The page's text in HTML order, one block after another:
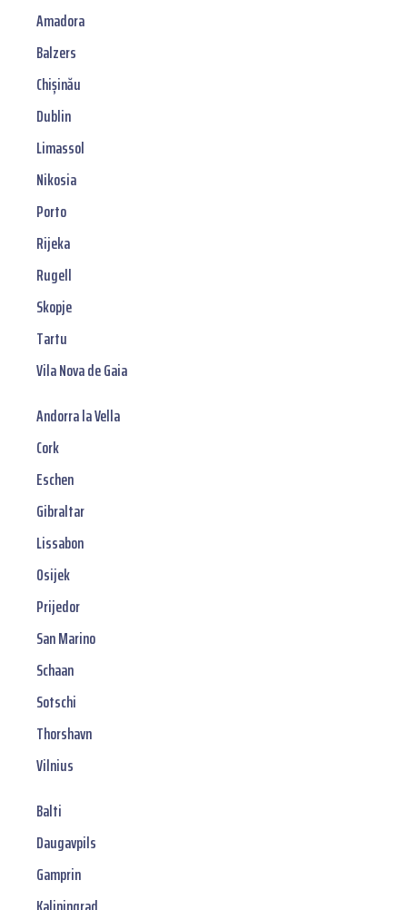
Amadora
Balzers
Chișinău
Dublin
Limassol
Nikosia
Porto
Rijeka
Rugell
Skopje
Tartu
Vila Nova de Gaia
Andorra la Vella
Cork
Eschen
Gibraltar
Lissabon
Osijek
Prijedor
San Marino
Schaan
Sotschi
Thorshavn
Vilnius
Balti
Daugavpils
Gamprin